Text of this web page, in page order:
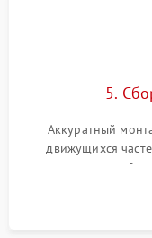
5.
Аккуратный
движущихся
силиконовой
декальцинации и